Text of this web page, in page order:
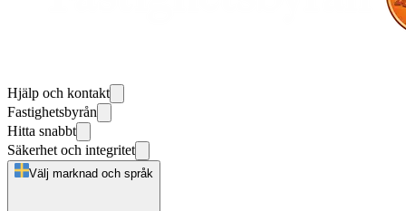
Hjälp och kontakt
Fastighetsbyrån
Hitta snabbt
Säkerhet och integritet
Välj marknad och språk